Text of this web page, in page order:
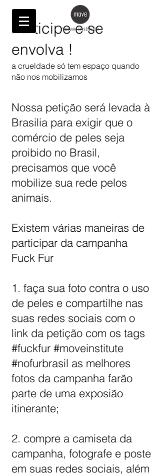
Participe e se
envolva !
a crueldade só tem espaço quando
não nos mobilizamos
Nossa petição será levada à
Brasilia para exigir que o
comércio de peles seja
proibido no Brasil,
precisamos que você
mobilize sua rede pelos
animais.
Existem várias maneiras de
participar da campanha
Fuck Fur
1. faça sua foto contra o uso
de peles e compartilhe nas
suas redes sociais com o
link da petição com os tags
#fuckfur #moveinstitute
#nofurbrasil as melhores
fotos da campanha farão
parte de uma exposião
itinerante;
2. compre a camiseta da
campanha, fotografe e poste
em suas redes sociais, além